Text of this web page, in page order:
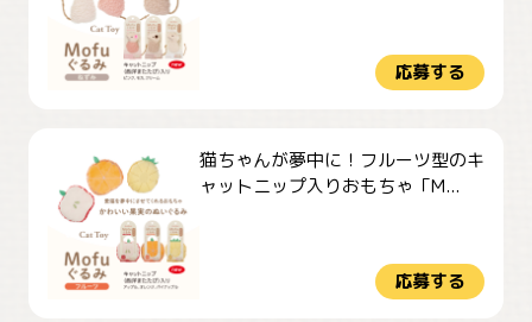
応募する
猫ちゃんが夢中に！フルーツ型のキ
ャットニップ入りおもちゃ「M...
応募する